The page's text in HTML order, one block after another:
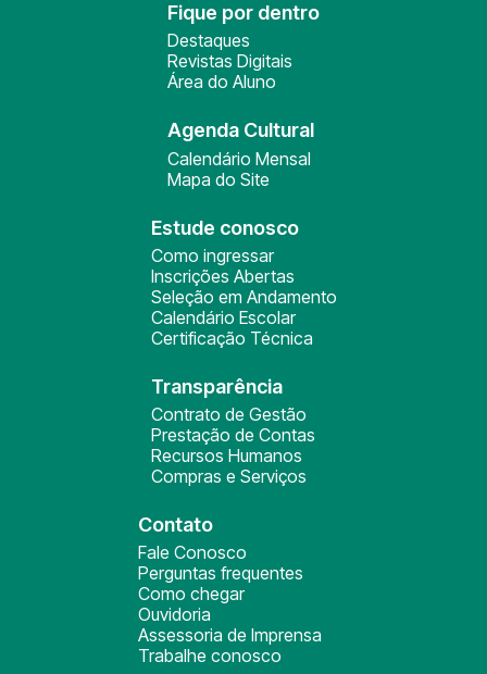
Fique por dentro
Destaques
Revistas Digitais
Área do Aluno
Agenda Cultural
Calendário Mensal
Mapa do Site
Estude conosco
Como ingressar
Inscrições Abertas
Seleção em Andamento
Calendário Escolar
Certificação Técnica
Transparência
Contrato de Gestão
Prestação de Contas
Recursos Humanos
Compras e Serviços
Contato
Fale Conosco
Perguntas frequentes
Como chegar
Ouvidoria
Assessoria de Imprensa
Trabalhe conosco